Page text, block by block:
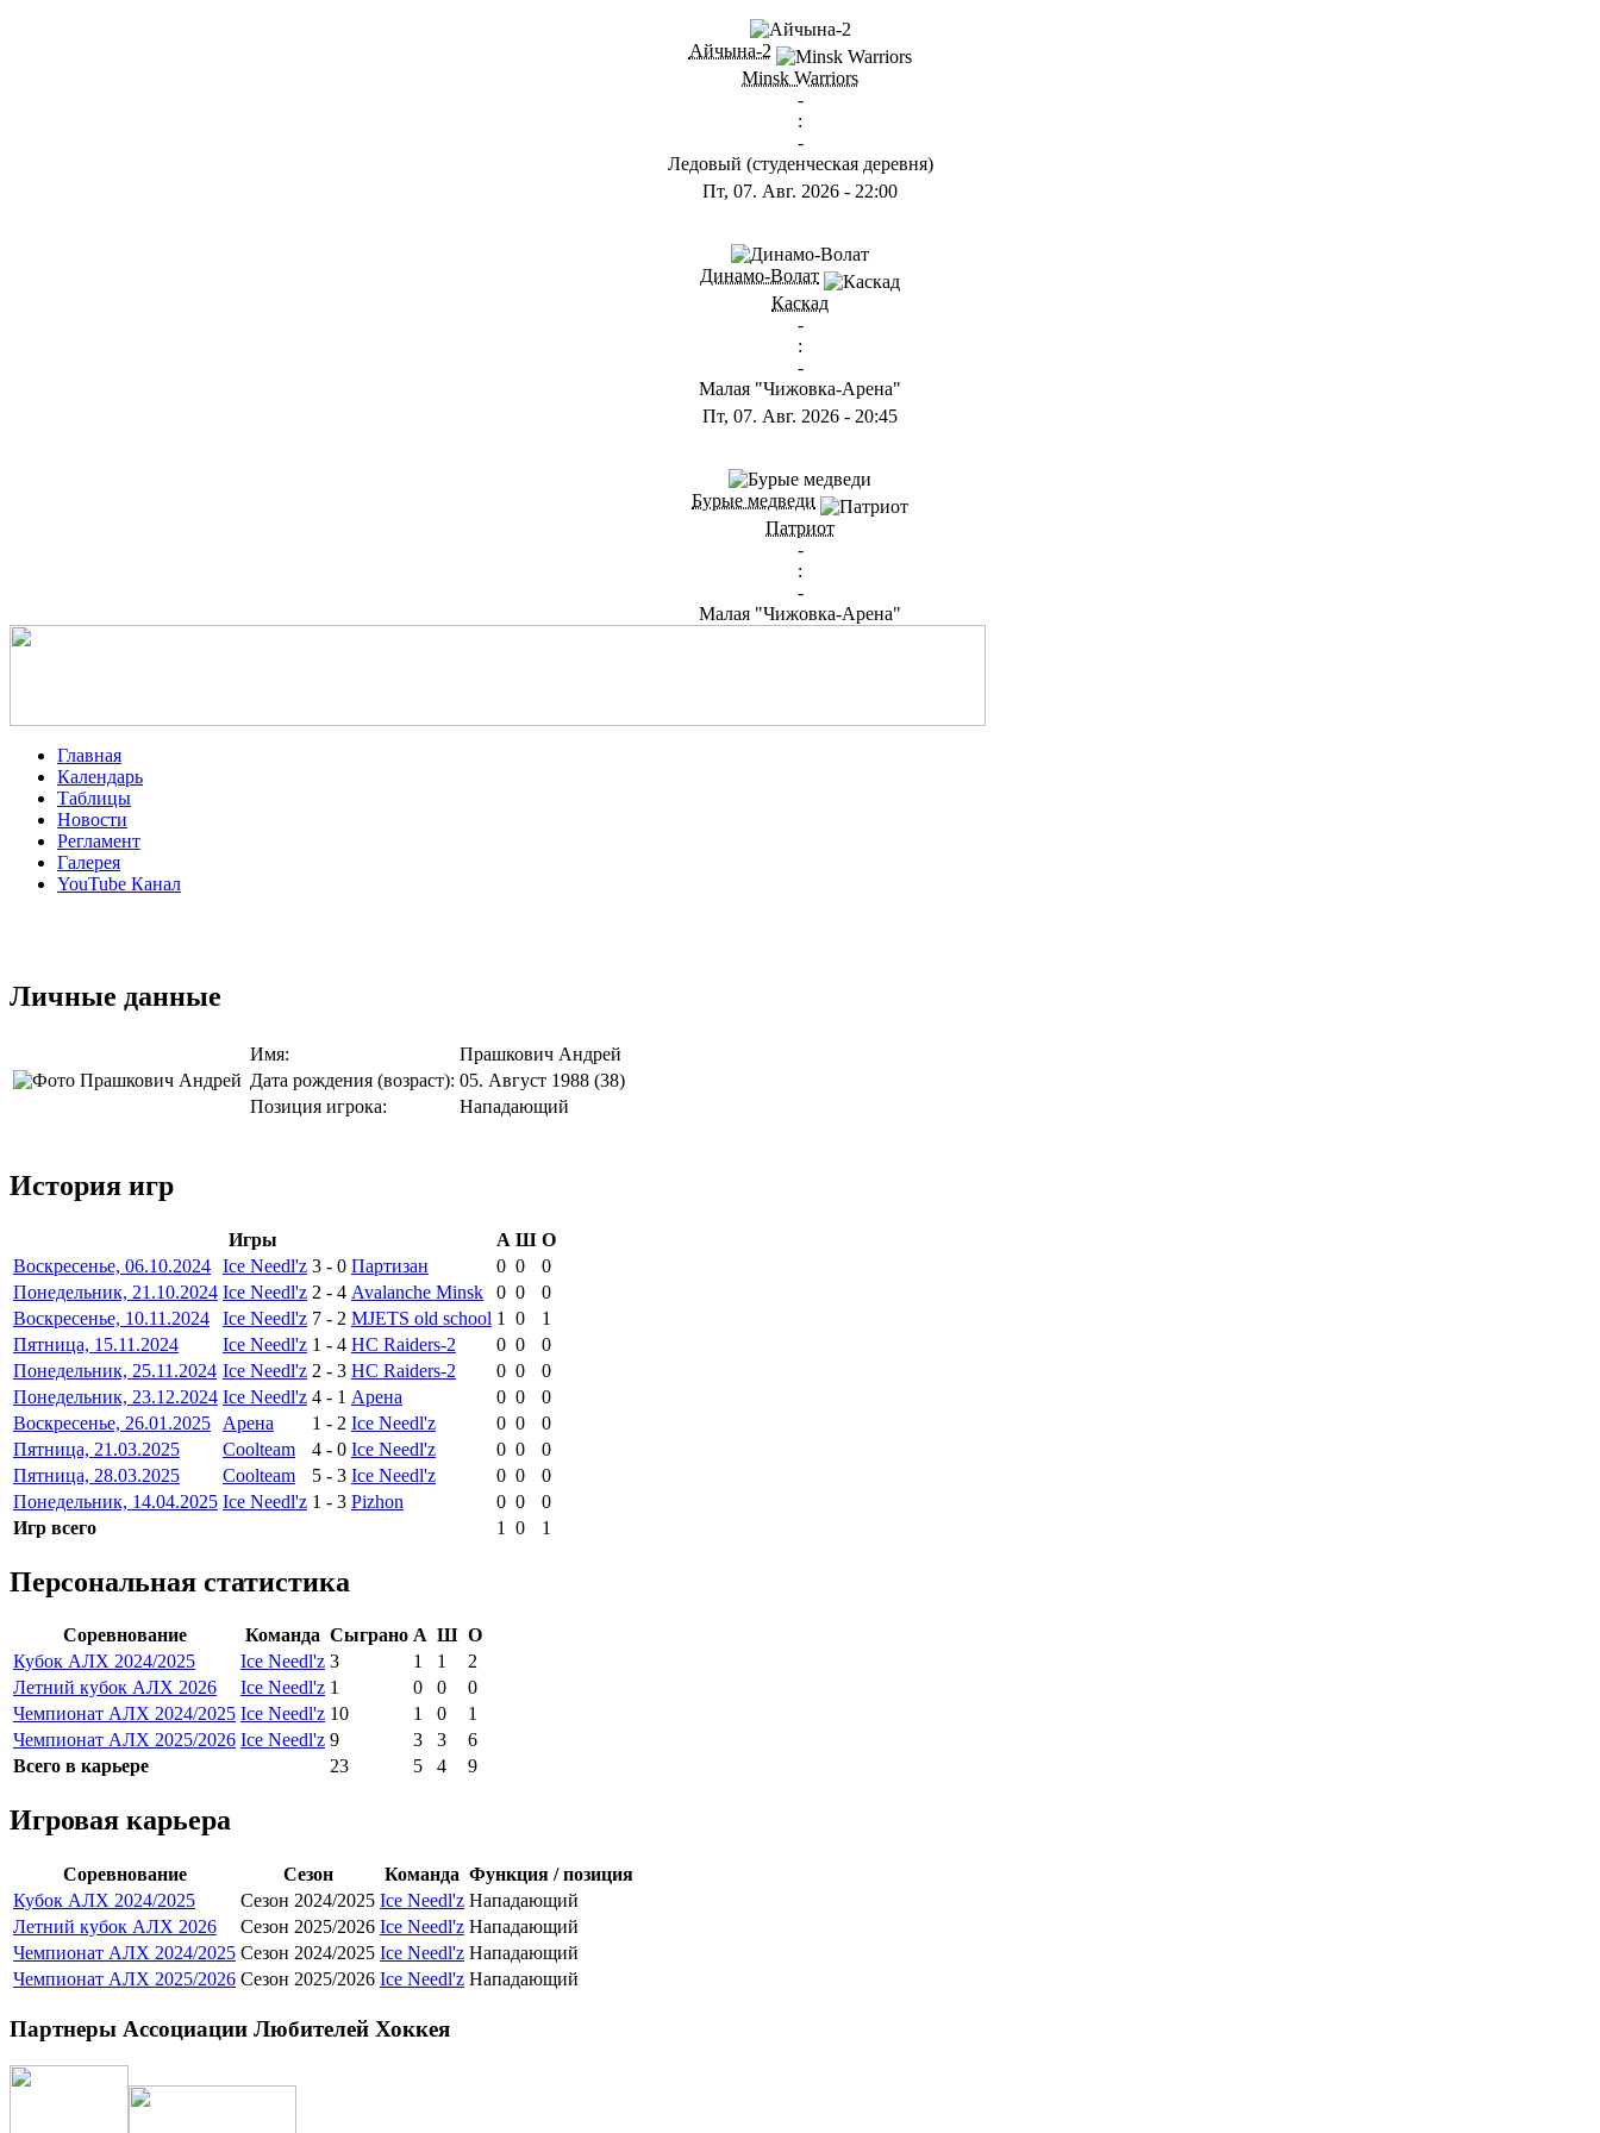
Айчына-2
Minsk Warriors
-
:
-
Ледовый (студенческая деревня)
Пт, 07. Авг. 2026 - 22:00
Динамо-Волат
Каскад
-
:
-
Малая "Чижовка-Арена"
Пт, 07. Авг. 2026 - 20:45
Бурые медведи
Патриот
-
:
-
Малая "Чижовка-Арена"
Главная
Календарь
Таблицы
Новости
Регламент
Галерея
YouTube Канал
Личные данные
Имя:
Прашкович Андрей
Дата рождения (возраст): 05. Август 1988 (38)
Позиция игрока:
Нападающий
История игр
Игры А Ш О
Воскресенье, 06.10.2024 Ice Needl'z 3 - 0 Партизан 0 0
0
Понедельник, 21.10.2024 Ice Needl'z 2 - 4 Avalanche Minsk 0 0
0
Воскресенье, 10.11.2024
Ice Needl'z 7 - 2 MJETS old school 1 0
1
Пятница, 15.11.2024
Ice Needl'z 1 - 4 HC Raiders-2 0 0
0
Понедельник, 25.11.2024 Ice Needl'z 2 - 3 HC Raiders-2 0 0
0
Понедельник, 23.12.2024 Ice Needl'z 4 - 1 Арена 0 0
0
Воскресенье, 26.01.2025
Арена 1 - 2 Ice Needl'z 0 0
0
Пятница, 21.03.2025
Coolteam 4 - 0 Ice Needl'z 0 0
0
Пятница, 28.03.2025
Coolteam 5 - 3 Ice Needl'z 0 0
0
Понедельник, 14.04.2025 Ice Needl'z 1 - 3 Pizhon 0 0
0
Игр всего
1 0 1
Персональная статистика
Соревнование Команда Сыграно А Ш О
Кубок АЛХ 2024/2025
Ice Needl'z 3 1 1
2
Летний кубок АЛХ 2026
Ice Needl'z 1 0 0
0
Чемпионат АЛХ 2024/2025 Ice Needl'z 10 1 0
1
Чемпионат АЛХ 2025/2026 Ice Needl'z 9 3 3
6
Всего в карьере
23 5 4 9
Игровая карьера
Соревнование Сезон Команда Функция / позиция
Кубок АЛХ 2024/2025
Сезон 2024/2025 Ice Needl'z Нападающий
Летний кубок АЛХ 2026
Сезон 2025/2026 Ice Needl'z Нападающий
Чемпионат АЛХ 2024/2025 Сезон 2024/2025 Ice Needl'z Нападающий
Чемпионат АЛХ 2025/2026 Сезон 2025/2026 Ice Needl'z Нападающий
Партнеры Ассоциации Любителей Хоккея